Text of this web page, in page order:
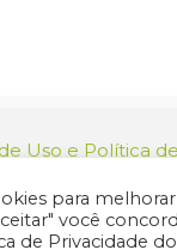
Uso e Política
0001-83 | (12)
dos Três
para
você
de Privacidade